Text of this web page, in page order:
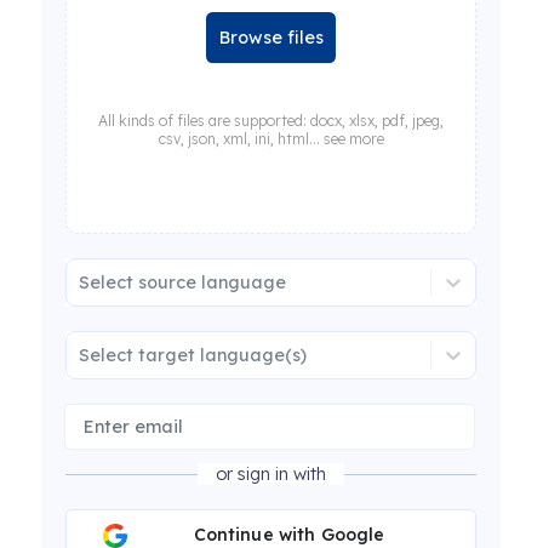
Browse files
All kinds of files are supported: docx, xlsx, pdf, jpeg,
csv, json, xml, ini, html... see more
Select source language
Select target language(s)
or sign in with
Continue with Google